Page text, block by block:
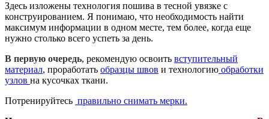
Здесь изложены технология пошива в тесной увязке с
конструированием. Я понимаю, что необходимость найти
максимум информации в одном месте, тем более, когда еще
нужно столько всего успеть за день.
В первую очередь, рекомендую освоить вступительный
материал, проработать образцы швов и технологию обработки
узлов на кусочках ткани.
Потренируйтесь правильно снимать мерки.